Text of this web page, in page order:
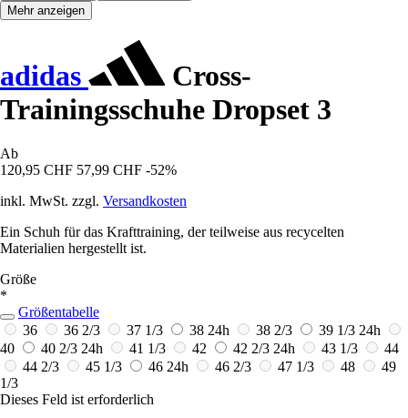
Mehr anzeigen
adidas
Cross-
Trainingsschuhe Dropset 3
Ab
120,95 CHF 57,99 CHF -52%
inkl. MwSt. zzgl. Versandkosten
Ein Schuh für das Krafttraining, der teilweise aus recycelten
Materialien hergestellt ist.
Größe
*
Größentabelle
36
36 2/3 37 1/3 38 24h 38 2/3 39 1/3 24h
40
40 2/3 24h 41 1/3 42 42 2/3 24h 43 1/3
44
44 2/3
45 1/3 46 24h 46 2/3 47 1/3 48
49
1/3
Dieses Feld ist erforderlich